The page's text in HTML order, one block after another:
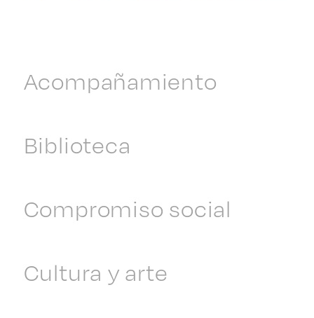
Acompañamiento
Biblioteca
Compromiso social
Cultura y arte